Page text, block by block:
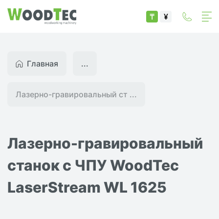
₸ ¥
Главная
Лазерно-гравировальный ст ...
...
Лазерно-гравировальный
станок с ЧПУ WoodTec
LaserStream WL 1625